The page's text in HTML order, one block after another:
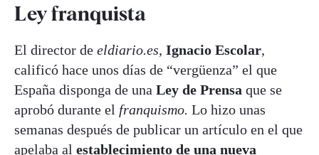
Ley franquista
El director de eldiario.es, Ignacio Escolar,
calificó hace unos días de “vergüenza” el que
España disponga de una Ley de Prensa que se
aprobó durante el franquismo. Lo hizo unas
semanas después de publicar un artículo en el que
apelaba al establecimiento de una nueva